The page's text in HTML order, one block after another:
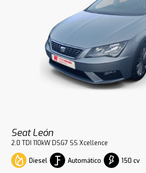
Seat León
2.0 TDI 110kW DSG7 SS Xcellence
Diesel Automático 150 cv